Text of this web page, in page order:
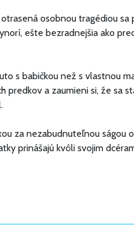
osobnou tragédiou
ešte bezradnejšia ako
s babičkou než s vlastnou
predkov a zaumieni si, že sa
za nezabudnuteľnou ságou
prinášajú kvôli svojim